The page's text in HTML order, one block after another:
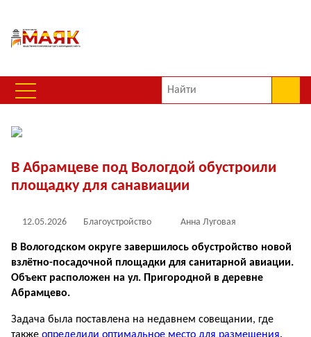
В Абрамцеве под Вологдой обустроили
площадку для санавиации
12.05.2026 Благоустройство Анна Луговая
В Вологодском округе завершилось обустройство новой
взлётно-посадочной площадки для санитарной авиации.
Объект расположен на ул. Пригородной в деревне
Абрамцево.
Задача была поставлена на недавнем совещании, где